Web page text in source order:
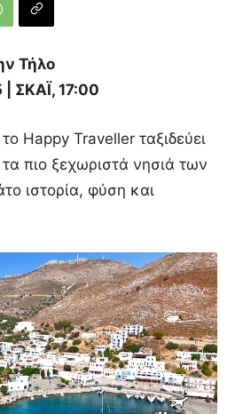
Τήλο
ΣΚΑΪ, 17:00
Happy Traveller ταξιδεύει
πιο ξεχωριστά νησιά των
ιστορία, φύση και